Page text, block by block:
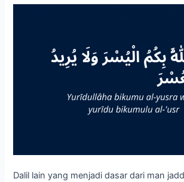
Dalil lain yang menjadi dasar dari man